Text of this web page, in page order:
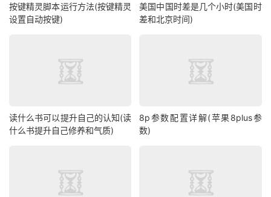
按键精灵脚本运行方法(按键精灵
设置自动按键)
美国中国时差是几个小时(美国时
差和北京时间)
读什么书可以提升自己的认知(读
什么书提升自己修养和气质)
8p参数配置详解(苹果8plus参
数)